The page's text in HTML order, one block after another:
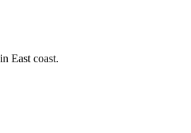
East coast.